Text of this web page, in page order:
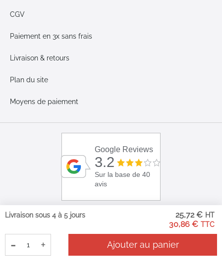
30,86 €
25,72 €
Livraison sous 4 à 5 jours
- + Ajouter au panier
CGV
Paiement en 3x sans frais
Livraison & retours
Plan du site
Moyens de paiement
Google Reviews
3.2
Sur la base de 40
avis